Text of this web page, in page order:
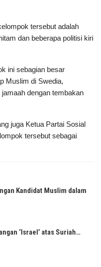
tersebut adalah
dan beberapa politisi kiri
ini sebagian besar
Muslim di Swedia,
dengan tembakan
juga Ketua Partai Sosial
tersebut sebagai
Kandidat Muslim dalam
‘Israel’ atas Suriah…